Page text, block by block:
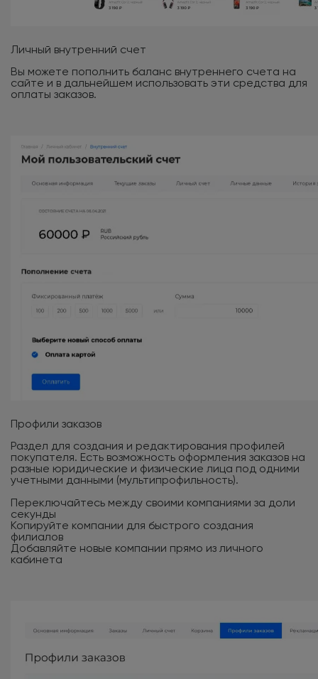
Личный внутренний счет
Вы можете пополнить баланс внутреннего счета на
сайте и в дальнейшем использовать эти средства для
оплаты заказов.
Профили заказов
Раздел для создания и редактирования профилей
покупателя. Есть возможность оформления заказов на
разные юридические и физические лица под одними
учетными данными (мультипрофильность).
Переключайтесь между своими компаниями за доли
секунды
Копируйте компании для быстрого создания
филиалов
Добавляйте новые компании прямо из личного
кабинета